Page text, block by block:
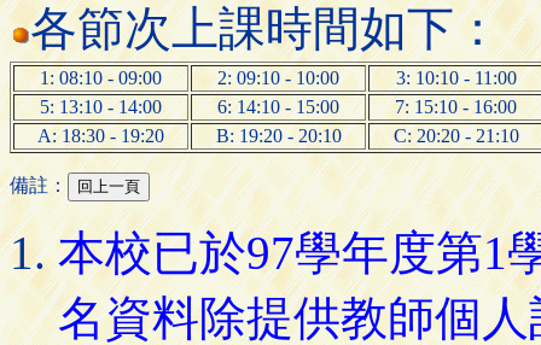
各節次上課時間如下：
1: 08:10 - 09:00 2: 09:10 - 10:00
3: 10:10 - 11:00
5: 13:10 - 14:00
6: 14:10 - 15:00
7: 15:10 - 16:00
A: 18:30 - 19:20
B: 19:20 - 20:10 C: 20:20 - 21:10
備註：
本校已於97學年度第1
名資料除提供教師個